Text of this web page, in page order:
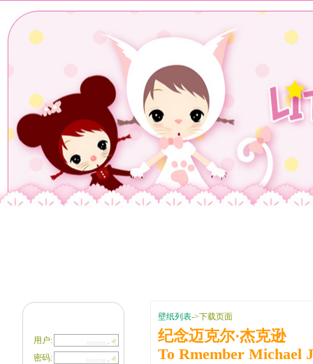
用户:
密码:
壁纸列表->下载页面
纪念迈克尔·杰克逊
To Rmember Michael